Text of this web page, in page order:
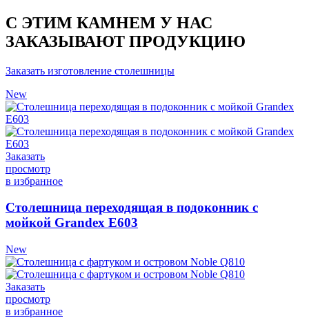
С ЭТИМ КАМНЕМ У НАС
ЗАКАЗЫВАЮТ ПРОДУКЦИЮ
Заказать изготовление столешницы
New
Заказать
просмотр
в избранное
Столешница переходящая в подоконник с
мойкой Grandex Е603
New
Заказать
просмотр
в избранное